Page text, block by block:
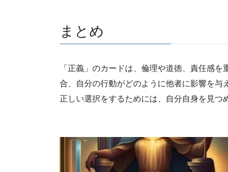
まとめ
「正義」のカードは、倫理や道徳、責任感
合、自分の行動がどのように他者に影響を与
正しい選択をするためには、自分自身を見つ